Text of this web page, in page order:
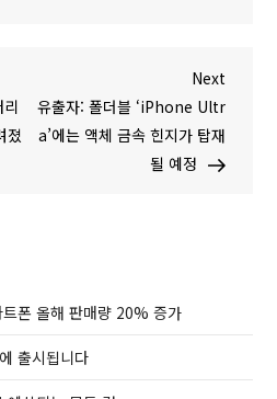
졌
N
e
x
t
Next
유출자: 폴더블 ‘iPhone Ultr
a’에는 액체 금속 힌지가 탑재
될 예정
트폰 올해 판매량 20% 증가
출시됩니다